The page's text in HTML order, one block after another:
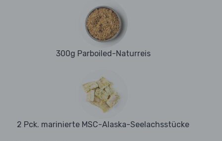
300g Parboiled-Naturreis
2 Pck. marinierte MSC-Alaska-Seelachsstücke